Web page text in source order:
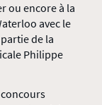
ou encore à la
avec le
de la
Philippe